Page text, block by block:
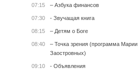
07:15 – Азбука финансов
07:30 - Звучащая книга
08:15 – Детям о Боге
08:40
– Точка зрения (программа Марии
Заостровных)
09:10 - Объявления